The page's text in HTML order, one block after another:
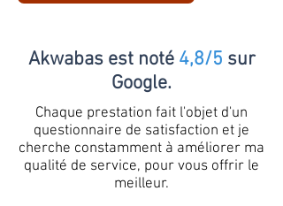
Akwabas est noté 4,8/5 sur
Google.
Chaque prestation fait l'objet d'un
questionnaire de satisfaction et je
cherche constamment à améliorer ma
qualité de service, pour vous offrir le
meilleur.